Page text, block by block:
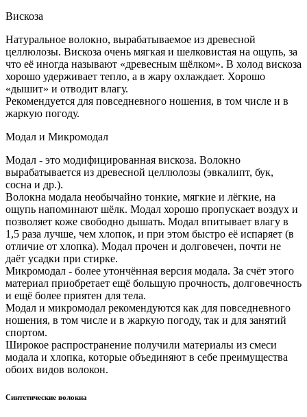
Вискоза
Натуральное волокно, вырабатываемое из древесной
целлюлозы. Вискоза очень мягкая и шелковистая на ощупь, за
что её иногда называют «древесным шёлком». В холод вискоза
хорошо удерживает тепло, а в жару охлаждает. Хорошо
«дышит» и отводит влагу.
Рекомендуется для повседневного ношения, в том числе и в
жаркую погоду.
Модал и Микромодал
Модал - это модифицированная вискоза. Волокно
вырабатывается из древесной целлюлозы (эвкалипт, бук,
сосна и др.).
Волокна модала необычайно тонкие, мягкие и лёгкие, на
ощупь напоминают шёлк. Модал хорошо пропускает воздух и
позволяет коже свободно дышать. Модал впитывает влагу в
1,5 раза лучше, чем хлопок, и при этом быстро её испаряет (в
отличие от хлопка). Модал прочен и долговечен, почти не
даёт усадки при стирке.
Микромодал - более утончённая версия модала. За счёт этого
материал приобретает ещё большую прочность, долговечность
и ещё более приятен для тела.
Модал и микромодал рекомендуются как для повседневного
ношения, в том числе и в жаркую погоду, так и для занятий
спортом.
Широкое распространение получили материалы из смеси
модала и хлопка, которые объединяют в себе преимущества
обоих видов волокон.
Синтетические волокна